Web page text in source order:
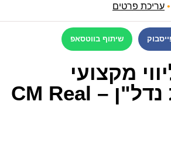
• עריכת פרטים
שיתוף בווטסאפ
מקצועי
בעסקאות נדל"ן – CM Real